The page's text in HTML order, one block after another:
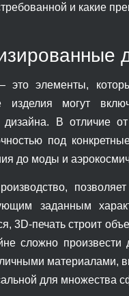
и какие
это элементы,
изделия могут
дизайна. В отличие
под
до моды и
заданным
3D-печать строит
сложно
материалами,
для множества